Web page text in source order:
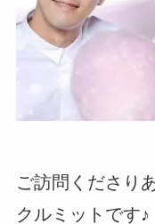
ご訪問くださり
クルミットです♪